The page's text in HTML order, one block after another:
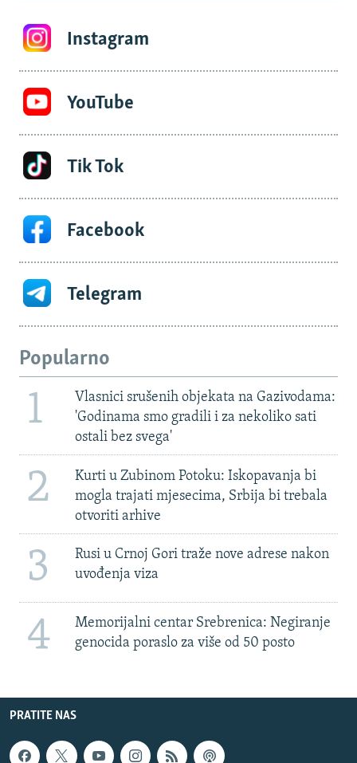
Instagram
YouTube
Tik Tok
Facebook
Telegram
Popularno
1
Vlasnici srušenih objekata na Gazivodama:
'Godinama smo gradili i za nekoliko sati
ostali bez svega'
2
Kurti u Zubinom Potoku: Iskopavanja bi
mogla trajati mjesecima, Srbija bi trebala
otvoriti arhive
3
Rusi u Crnoj Gori traže nove adrese nakon
uvođenja viza
4
Memorijalni centar Srebrenica: Negiranje
genocida poraslo za više od 50 posto
PRATITE NAS